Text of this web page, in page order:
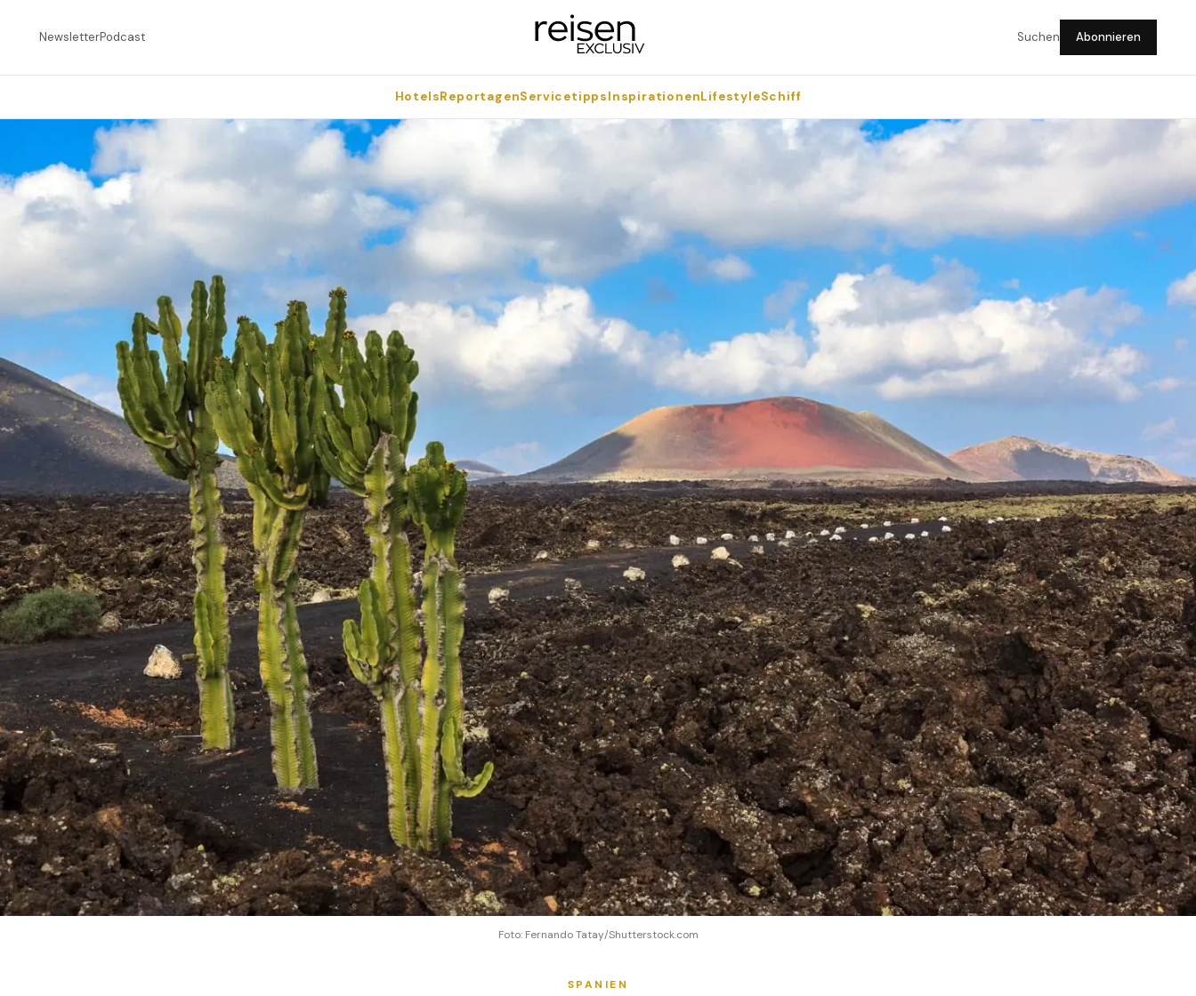
NewsletterPodcast Suchen Abonnieren
HotelsReportagenServicetippsInspirationenLifestyleSchiff
Foto: Fernando Tatay/Shutterstock.com
SPANIEN